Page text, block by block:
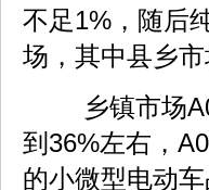
不足1%，随后
场，其中县乡
乡镇市场
到36%左右，
的小微型电动车